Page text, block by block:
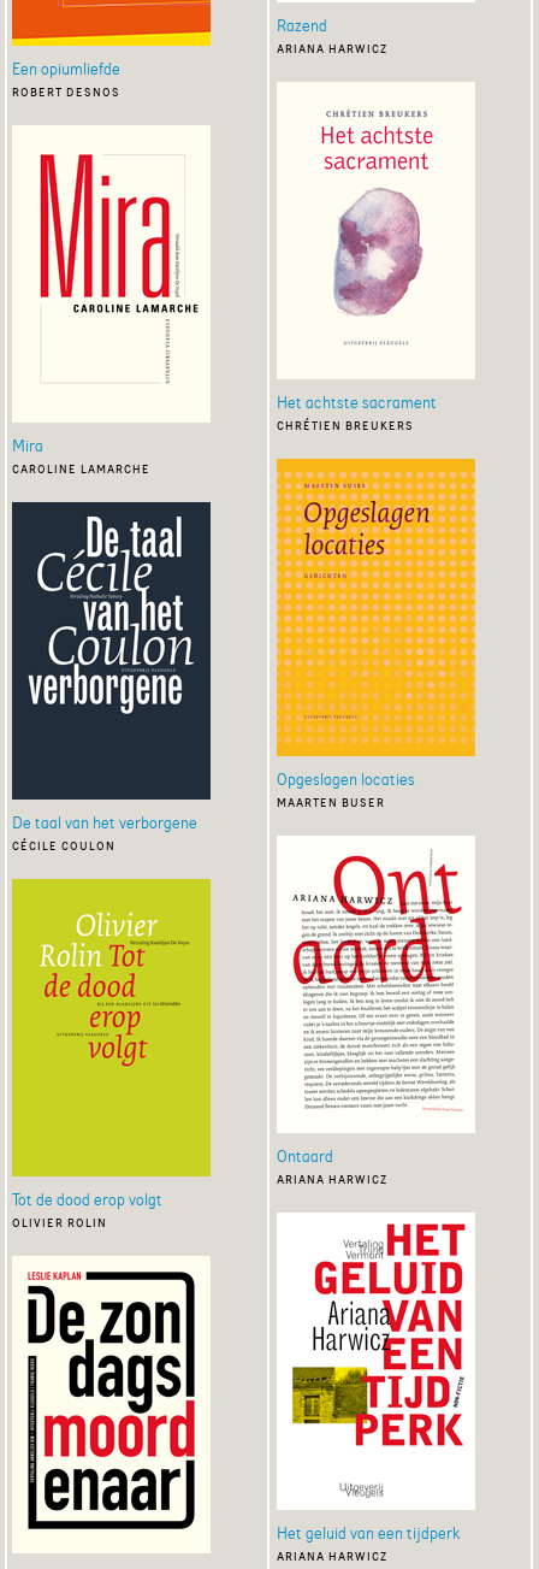
Een opiumliefde
robert desnos
Mira
caroline lamarche
De taal van het verborgene
cécile coulon
Tot de dood erop volgt
olivier rolin
Razend
ariana harwicz
Het achtste sacrament
chrétien breukers
Opgeslagen locaties
maarten buser
Ontaard
ariana harwicz
Het geluid van een tijdperk
ariana harwicz